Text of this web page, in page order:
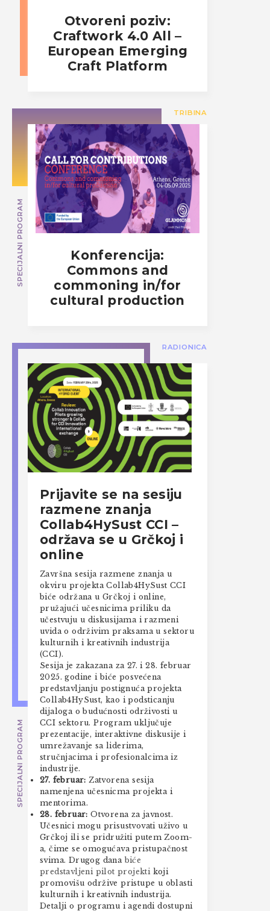
Otvoreni poziv:
Craftwork 4.0 All –
European Emerging
Craft Platform
TRIBINA
SPECIJALNI PROGRAM
Konferencija:
Commons and
commoning in/for
cultural production
RADIONICA
SPECIJALNI PROGRAM
Prijavite se na sesiju
razmene znanja
Collab4HySust CCI –
održava se u Grčkoj i
online
Završna sesija razmene znanja u
okviru projekta Collab4HySust CCI
biće održana u Grčkoj i online,
pružajući učesnicima priliku da
učestvuju u diskusijama i razmeni
uvida o održivim praksama u sektoru
kulturnih i kreativnih industrija
(CCI).
Sesija je zakazana za 27. i 28. februar
2025. godine i biće posvećena
predstavljanju postignuća projekta
Collab4HySust, kao i podsticanju
dijaloga o budućnosti održivosti u
CCI sektoru. Program uključuje
prezentacije, interaktivne diskusije i
umrežavanje sa liderima,
stručnjacima i profesionalcima iz
industrije.
27. februar: Zatvorena sesija
namenjena učesnicma projekta i
mentorima.
28. februar: Otvorena za javnost.
Učesnici mogu prisustvovati uživo u
Grčkoj ili se pridružiti putem Zoom-
a, čime se omogućava pristupačnost
svima. Drugog dana biće
predstavljeni pilot projektikoji
promovišu održive pristupe u oblasti
kulturnih i kreativnih industrija.
Detalji o programu i agendi dostupni